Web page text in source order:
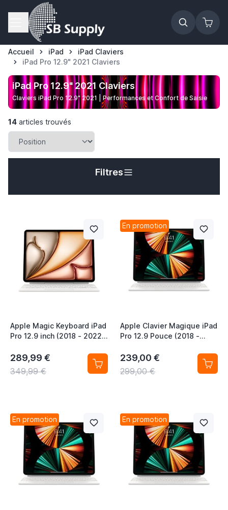
Allez au contenu
Accueil iPad
iPad Claviers
iPad Pro 12.9" 2021 Claviers
iPad Pro 12.9" 2021 Claviers
Claviers iPad Pro 12.9" 2021 | Performances et Confort de Saisie
14 articles trouvés
Filtres
Apple Magic Keyboard iPad
Pro 12.9 inch (2018 - 2022)
2026) QWERTY ESP White
289,99 €
349,99 €
En promotion
Apple Clavier Magique iPad
Pro 12.9 Pouce (2018 -
(2024 - 2026) QWERTY INT
Blanc
239,00 €
299,00 €
En promotion En promotion